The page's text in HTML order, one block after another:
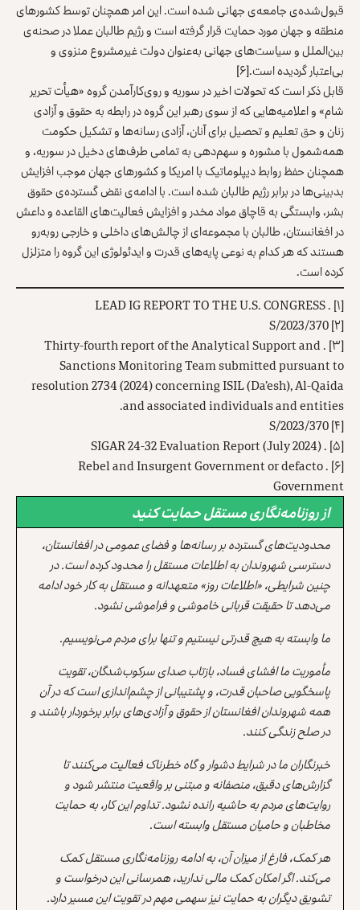
قبول‌شده‌ی جامعه‌ی جهانی شده است. این امر همچنان توسط کشورهای
منطقه و جهان مورد حمایت قرار گرفته است و رژیم طالبان عملا در صحنه‌ی
بین‌الملل و سیاست‌های جهانی به‌عنوان دولت غیرمشروع منزوی و
بی‌اعتبار گردیده است.[۶]
قابل ذکر است که تحولات اخیر در سوریه و روی‌کارآمدن گروه «هیأت تحریر
شام» و اعلامیه‌هایی که از سوی رهبر این گروه در رابطه به حقوق و آزادی
زنان و حق تعلیم و تحصیل برای آنان، آزادی رسانه‌ها و تشکیل حکومت
همه‌شمول با مشوره و سهم‌دهی به تمامی طرف‌های دخیل در سوریه، و
همچنان حفظ روابط دیپلوماتیک با امریکا و کشورهای جهان موجب افزایش
بدبینی‌ها در برابر رژیم طالبان شده است. با ادامه‌ی نقض گسترده‌ی حقوق
بشر، وابستگی به قاچاق مواد مخدر و افزایش فعالیت‌های القاعده و داعش
در افغانستان، طالبان با مجموعه‌ای از چالش‌های داخلی و خارجی روبه‌رو
هستند که هر کدام به نوعی پایه‌های قدرت و ایدئولوژی این گروه را متزلزل
کرده است.
[۱] . LEAD IG REPORT TO THE U.S. CONGRESS
[۲]
[۳]
. Thirty-fourth report of the Analytical Support and
Sanctions Monitoring Team submitted pursuant to
resolution 2734 (2024) concerning ISIL (Da’esh), Al-Qaida
and associated individuals and entities.
[۴]
[۵]
. SIGAR 24-32 Evaluation Report (July 2024)
[۶]
. Rebel and Insurgent Government or defacto
Government
از روزنامه‌نگاری مستقل حمایت کنید
محدودیت‌های گسترده بر رسانه‌ها و فضای عمومی در افغانستان،
دسترسی شهروندان به اطلاعات مستقل را محدود کرده است. در
چنین شرایطی، «اطلاعات روز» متعهدانه و مستقل به کار خود ادامه
می‌دهد تا حقیقت قربانی خاموشی و فراموشی نشود.
ما وابسته به هیچ قدرتی نیستیم و تنها برای مردم می‌نویسیم.
مأموریت ما افشای فساد، بازتاب صدای سرکوب‌شدگان، تقویت
پاسخگویی صاحبان قدرت، و پشتیبانی از چشم‌اندازی است که در آن
همه شهروندان افغانستان از حقوق و آزادی‌های برابر برخوردار باشند و
در صلح زندگی کنند.
خبرنگاران ما در شرایط دشوار و گاه خطرناک فعالیت می‌کنند تا
گزارش‌های دقیق، منصفانه و مبتنی بر واقعیت منتشر شود و
روایت‌های مردم به حاشیه رانده نشود. تداوم این کار، به حمایت
مخاطبان و حامیان مستقل وابسته است.
هر کمک، فارغ از میزان آن، به ادامه روزنامه‌نگاری مستقل کمک
می‌کند. اگر امکان کمک مالی ندارید، همرسانی این درخواست و
تشویق دیگران به حمایت نیز سهمی مهم در تقویت این مسیر دارد.